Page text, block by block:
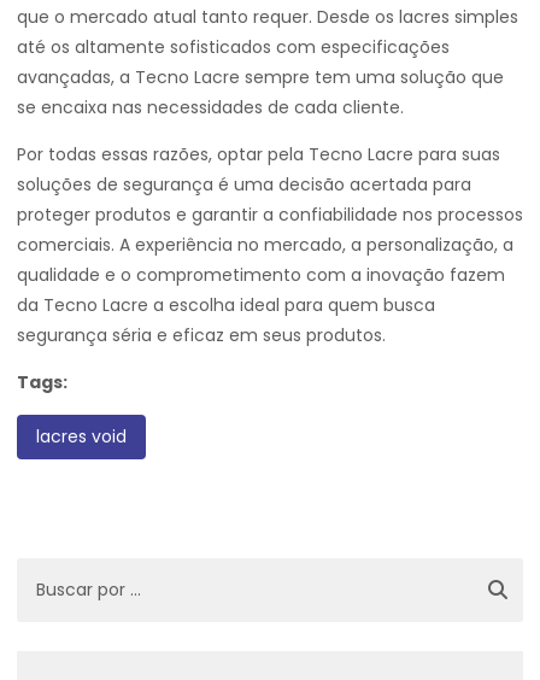
que o mercado atual tanto requer. Desde os lacres simples
até os altamente sofisticados com especificações
avançadas, a Tecno Lacre sempre tem uma solução que
se encaixa nas necessidades de cada cliente.
Por todas essas razões, optar pela Tecno Lacre para suas
soluções de segurança é uma decisão acertada para
proteger produtos e garantir a confiabilidade nos processos
comerciais. A experiência no mercado, a personalização, a
qualidade e o comprometimento com a inovação fazem
da Tecno Lacre a escolha ideal para quem busca
segurança séria e eficaz em seus produtos.
Tags:
lacres void